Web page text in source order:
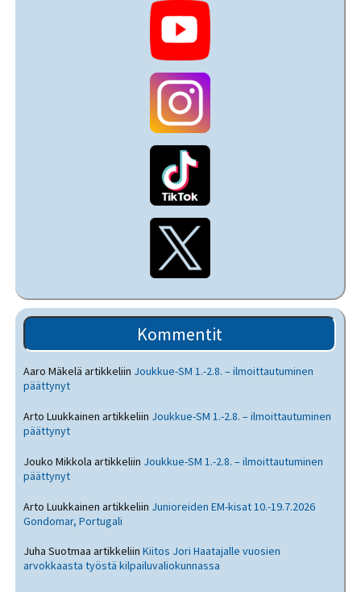
Kommentit
Aaro Mäkelä artikkeliin Joukkue-SM 1.-2.8. – ilmoittautuminen
päättynyt
Arto Luukkainen artikkeliin Joukkue-SM 1.-2.8. – ilmoittautuminen
päättynyt
Jouko Mikkola artikkeliin Joukkue-SM 1.-2.8. – ilmoittautuminen
päättynyt
Arto Luukkainen artikkeliin Junioreiden EM-kisat 10.-19.7.2026
Gondomar, Portugali
Juha Suotmaa artikkeliinKiitos Jori Haatajalle vuosien
arvokkaasta työstä kilpailuvaliokunnassa